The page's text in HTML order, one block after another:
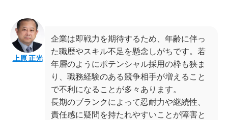
上原 正光
企業は即戦力を期待するため、年齢に伴っ
た職歴やスキル不足を懸念しがちです。若
年層のようにポテンシャル採用の枠も狭ま
り、職務経験のある競争相手が増えること
で不利になることが多々あります。
長期のブランクによって忍耐力や継続性、
責任感に疑問を持たれやすいことが障害と